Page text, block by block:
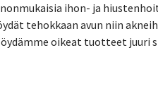
ihon- ja
tehokkaan avun niin
oikeat tuotteet juuri